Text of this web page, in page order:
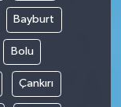
Bayburt
Bolu
Çankırı